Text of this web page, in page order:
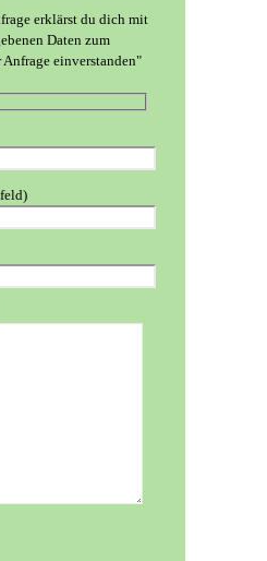
erklärst du dich mit
Daten zum
einverstanden"